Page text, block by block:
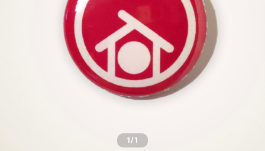
1/1